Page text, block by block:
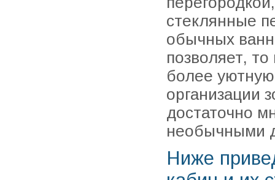
стеклянные
обычных
позволяет,
более
организации
достаточно
необычными
Ниже